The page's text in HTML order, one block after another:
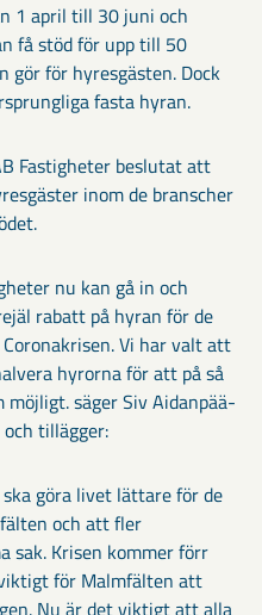
1 april till 30 juni och
få stöd för upp till 50
gör för hyresgästen. Dock
fasta hyran.
Fastigheter beslutat att
inom de branscher
nu kan gå in och
rabatt på hyran för de
Vi har valt att
hyrorna för att på så
säger Siv Aidanpää-
tillägger:
göra livet lättare för de
och att fler
sak. Krisen kommer förr
för Malmfälten att
Nu är det viktigt att alla